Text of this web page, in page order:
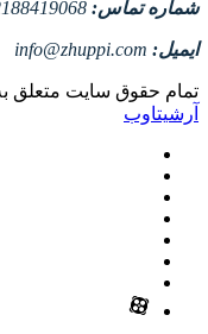
شماره تماس: / 02188456073
ایمیل: info@zhuppi.com
تمام حقوق سایت متعلق
آرشیتاوب